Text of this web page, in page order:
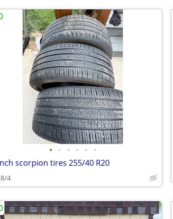
• • • • • •
scorpion tires 255/40 R20
8/4